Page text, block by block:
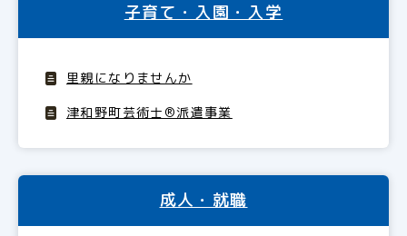
子育て・入園・入学
里親になりませんか
津和野町芸術士®派遣事業
成人・就職